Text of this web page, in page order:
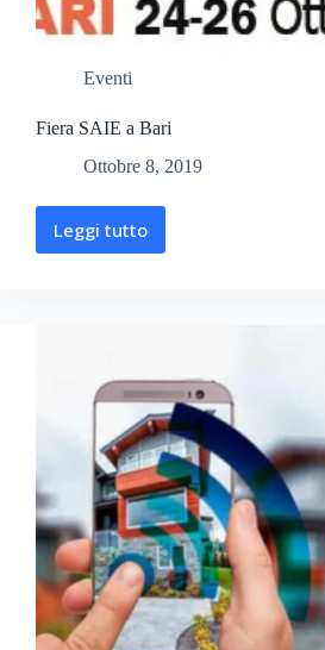
Eventi
Fiera SAIE a Bari
Ottobre 8, 2019
Leggi tutto